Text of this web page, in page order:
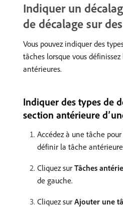
Indiquer un
de décalage sur
Vous pouvez indiquer des
tâches lorsque vous
antérieures.
Indiquer des types de
section antérieure
Accédez à une tâche
définir la tâche
Cliquez sur Tâches
de gauche.
Cliquez sur Ajouter une